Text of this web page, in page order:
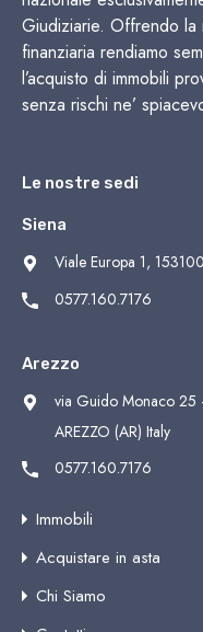
Giudiziarie. Offrendo la
finanziaria rendiamo
l’acquisto di immobili
senza rischi ne’
Le nostre sedi
Siena
Viale Europa 1,
0577.160.7176
Arezzo
via Guido Monaco 25
AREZZO (AR) Italy
0577.160.7176
Immobili
Acquistare in asta
Chi Siamo